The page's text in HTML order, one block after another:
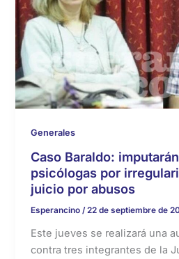
Generales
Caso Baraldo:
psicólogas por
juicio por abusos
Esperancino /22 de septiembre de
Este jueves se realizará una
contra tres integrantes de la